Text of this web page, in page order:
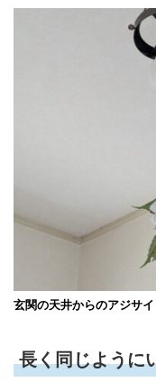
玄関の天井からのアジサイ
長く同じように